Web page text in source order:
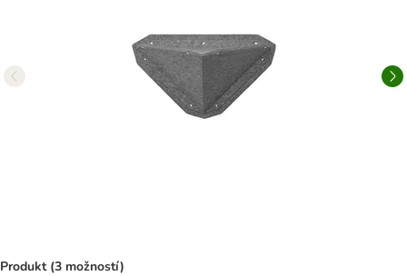
Produkt (3 možností)